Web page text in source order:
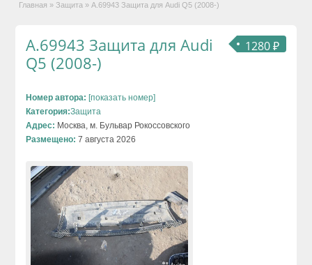
Главная » Защита » А.69943 Защита для Audi Q5 (2008-)
1280 ₽
А.69943 Защита для Audi
Q5 (2008-)
Номер автора: [показать номер]
Категория:Защита
Адрес: Москва, м. Бульвар Рокоссовского
Размещено: 7 августа 2026